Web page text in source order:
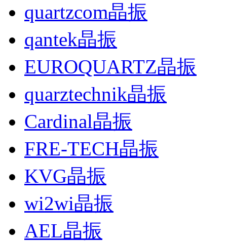
quartzcom晶振
qantek晶振
EUROQUARTZ晶振
quarztechnik晶振
Cardinal晶振
FRE-TECH晶振
KVG晶振
wi2wi晶振
AEL晶振